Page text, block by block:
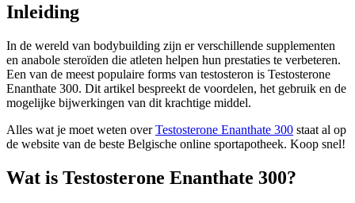
Inleiding
In de wereld van bodybuilding zijn er verschillende supplementen
en anabole steroïden die atleten helpen hun prestaties te verbeteren.
Een van de meest populaire forms van testosteron is Testosterone
Enanthate 300. Dit artikel bespreekt de voordelen, het gebruik en de
mogelijke bijwerkingen van dit krachtige middel.
Alles wat je moet weten overTestosterone Enanthate 300 staat al op
de website van de beste Belgische online sportapotheek. Koop snel!
Wat is Testosterone Enanthate 300?